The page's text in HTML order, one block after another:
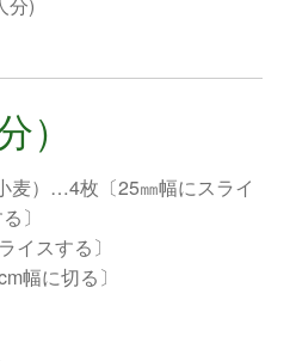
分)
）
麦）…4枚〔25㎜幅にスライ
〕
スする〕
幅に切る〕